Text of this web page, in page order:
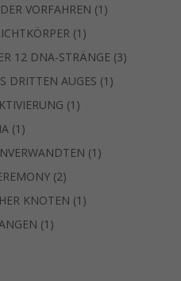
Produkte
VORFAHREN 1 1
1 1
Produkt
12 DNA-STRÄNGE 33
DRITTEN AUGES 1 1
1 1
1 1
Produkt
1 1
22
Produkte
KNOTEN 1 1
1 1